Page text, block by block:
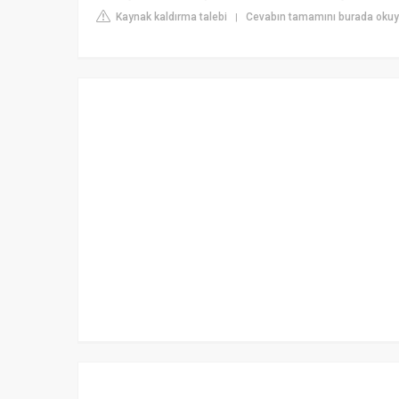
Kaynak kaldırma talebi | Cevabın tamamını burada